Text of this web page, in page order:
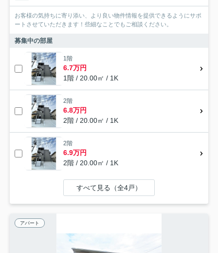
お客様の気持ちに寄り添い、より良い物件情報を提供できるようにサポ
ートさせていただきます！些細なことでもご相談ください。
募集中の部屋
1階
6.7万円
1階 / 20.00㎡ / 1K
2階
6.8万円
2階 / 20.00㎡ / 1K
2階
6.9万円
2階 / 20.00㎡ / 1K
すべて見る（全4戸）
アパート